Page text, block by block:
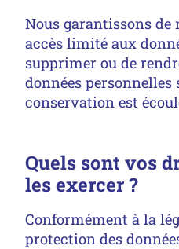
Nous garantissons de
accès limité aux
supprimer ou de
données personnelles
conservation est
Quels sont vos
les exercer ?
Conformément à la
protection des